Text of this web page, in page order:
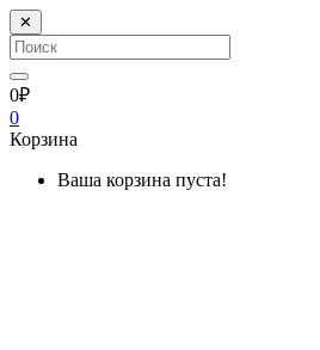
✕
0₽
0
Корзина
Ваша корзина пуста!